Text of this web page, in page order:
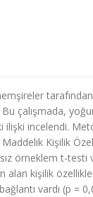
çalışmada,
incelendi.
Kişilik
örneklem t-
kişilik
vardı (p =